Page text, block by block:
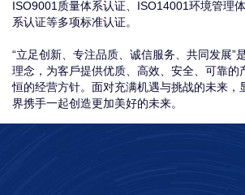
ISO9001质量体系认证、ISO14001环境管理
系认证等多项标准认证。
“立足创新、专注品质、诚信服务、共同发展”
理念，为客戶提供优质、高效、安全、可靠的
恒的经营方针。面对充满机遇与挑战的未来，
界携手一起创造更加美好的未来。